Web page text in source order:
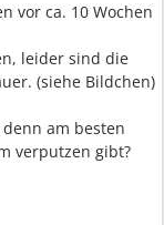
vor ca. 10 Wochen
leider sind die
(siehe Bildchen)
am besten
verputzen gibt?